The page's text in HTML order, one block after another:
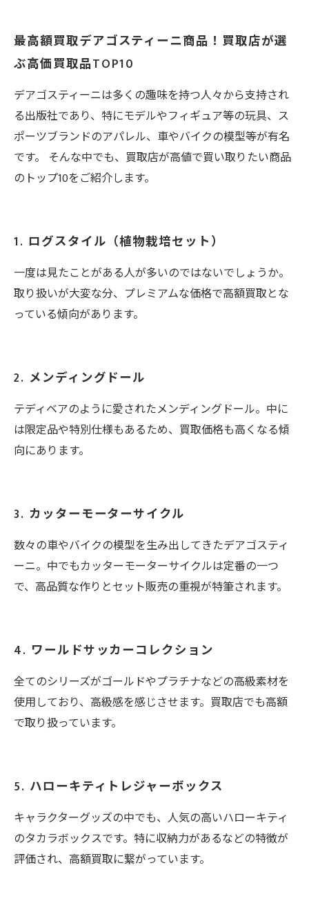
6. ガンプラプロジェクト
7. スポーツプロジェクト
8. マイクロサッカープロジェクト
9. 透析ケアプロジェクト
10. セイクリッドプロジェクト
最高額買取デアゴスティーニ商品！買取店が選
ぶ高価買取品TOP10
デアゴスティーニは多くの趣味を持つ人々から支持され
る出版社であり、特にモデルやフィギュア等の玩具、ス
ポーツブランドのアパレル、車やバイクの模型等が有名
です。 そんな中でも、買取店が高値で買い取りたい商品
のトップ10をご紹介します。
1. ログスタイル（植物栽培セット）
一度は見たことがある人が多いのではないでしょうか。
取り扱いが大変な分、プレミアムな価格で高額買取とな
っている傾向があります。
2. メンディングドール
テディベアのように愛されたメンディングドール。中に
は限定品や特別仕様もあるため、買取価格も高くなる傾
向にあります。
3. カッターモーターサイクル
数々の車やバイクの模型を生み出してきたデアゴスティ
ーニ。中でもカッターモーターサイクルは定番の一つ
で、高品質な作りとセット販売の重視が特筆されます。
4. ワールドサッカーコレクション
全てのシリーズがゴールドやプラチナなどの高級素材を
使用しており、高級感を感じさせます。買取店でも高額
で取り扱っています。
5. ハローキティトレジャーボックス
キャラクターグッズの中でも、人気の高いハローキティ
のタカラボックスです。特に収納力があるなどの特徴が
評価され、高額買取に繋がっています。